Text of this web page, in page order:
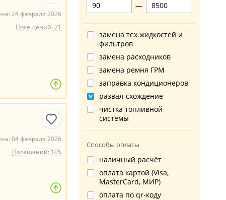
24 февраля 2026
Посещений: 71
04 февраля 2026
Посещений: 105
—
замена тех.жидкостей и
фильтров
замена расходников
замена ремня ГРМ
заправка кондиционеров
развал-схождение
чистка топливной
системы
Способы оплаты
наличный расчёт
оплата картой (Visa,
MasterCard, МИР)
оплата по qr-коду